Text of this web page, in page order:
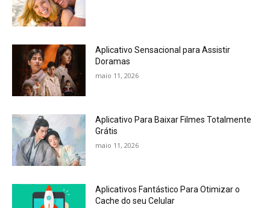
Aplicativo Sensacional para Assistir
Doramas
maio 11, 2026
Aplicativo Para Baixar Filmes Totalmente
Grátis
maio 11, 2026
Aplicativos Fantástico Para Otimizar o
Cache do seu Celular